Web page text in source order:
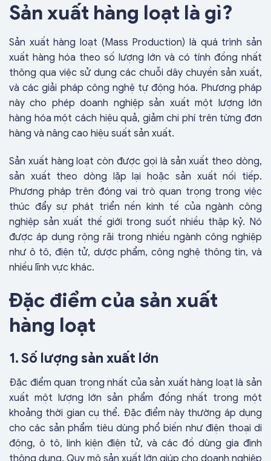
Sản xuất hàng loạt là gì?
Sản xuất hàng loạt (Mass Production) là quá trình sản
xuất hàng hóa theo số lượng lớn và có tính đồng nhất
thông qua việc sử dụng các chuỗi dây chuyền sản xuất,
và các giải pháp công nghệ tự động hóa. Phương pháp
này cho phép doanh nghiệp sản xuất một lượng lớn
hàng hóa một cách hiệu quả, giảm chi phí trên từng đơn
hàng và nâng cao hiệu suất sản xuất.
Sản xuất hàng loạt còn được gọi là sản xuất theo dòng,
sản xuất theo dòng lặp lại hoặc sản xuất nối tiếp.
Phương pháp trên đóng vai trò quan trọng trong việc
thúc đẩy sự phát triển nền kinh tế của ngành công
nghiệp sản xuất thế giới trong suốt nhiều thập kỷ. Nó
được áp dụng rộng rãi trong nhiều ngành công nghiệp
như ô tô, điện tử, dược phẩm, công nghệ thông tin, và
nhiều lĩnh vực khác.
Đặc điểm của sản xuất
hàng loạt
1. Số lượng sản xuất lớn
Đặc điểm quan trọng nhất của sản xuất hàng loạt là sản
xuất một lượng lớn sản phẩm đồng nhất trong một
khoảng thời gian cụ thể. Đặc điểm này thường áp dụng
cho các sản phẩm tiêu dùng phổ biến như điện thoại di
động, ô tô, linh kiện điện tử, và các đồ dùng gia đình
thông dụng. Quy mô sản xuất lớn giúp cho doanh nghiệp